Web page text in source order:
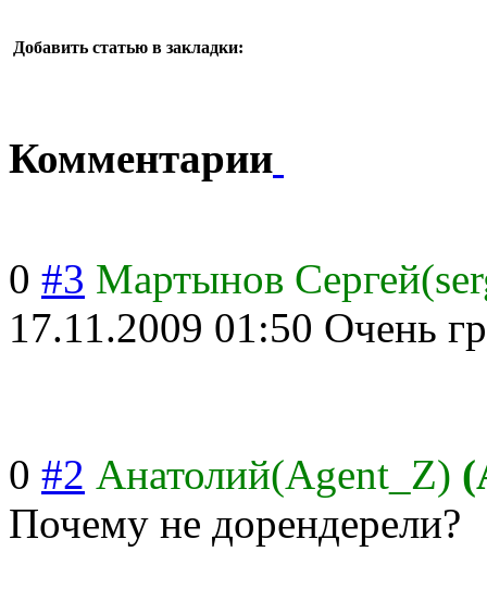
Добавить статью в закладки:
Комментарии
0 #3 Мартынов
17.11.2009 01:50 Очень
0 #2 Анатолий(Agent_Z)
Почему не дорендерели?